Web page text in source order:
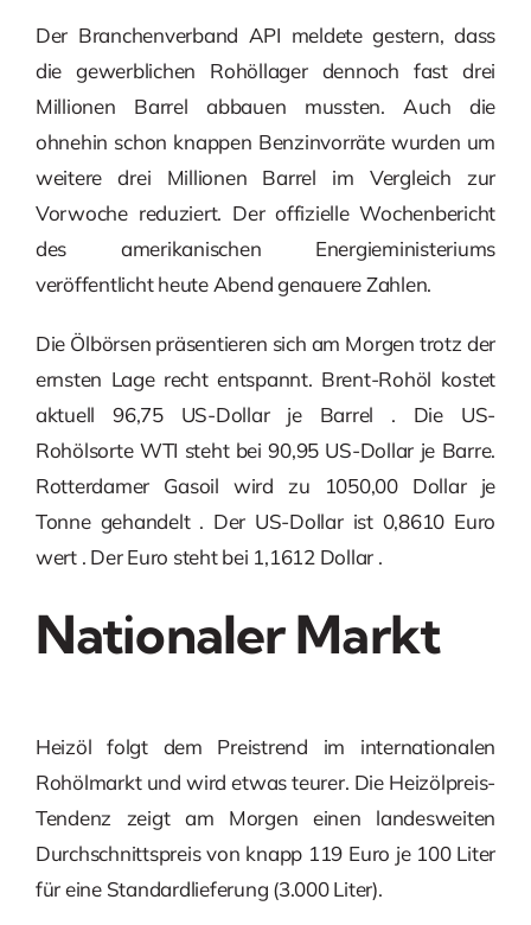
Der Branchenverband API meldete gestern, dass
die gewerblichen Rohöllager dennoch fast drei
Millionen Barrel abbauen mussten. Auch die
ohnehin schon knappen Benzinvorräte wurden um
weitere drei Millionen Barrel im Vergleich zur
Vorwoche reduziert. Der offizielle Wochenbericht
des amerikanischen Energieministeriums
veröffentlicht heute Abend genauere Zahlen.
Die Ölbörsen präsentieren sich am Morgen trotz der
ernsten Lage recht entspannt. Brent-Rohöl kostet
aktuell 96,75 US-Dollar je Barrel . Die US-
Rohölsorte WTI steht bei 90,95 US-Dollar je Barre.
Rotterdamer Gasoil wird zu 1050,00 Dollar je
Tonne gehandelt . Der US-Dollar ist 0,8610 Euro
wert . Der Euro steht bei 1,1612 Dollar .
Nationaler Markt
Heizöl folgt dem Preistrend im internationalen
Rohölmarkt und wird etwas teurer. Die Heizölpreis-
Tendenz zeigt am Morgen einen landesweiten
Durchschnittspreis von knapp 119 Euro je 100 Liter
für eine Standardlieferung (3.000 Liter).